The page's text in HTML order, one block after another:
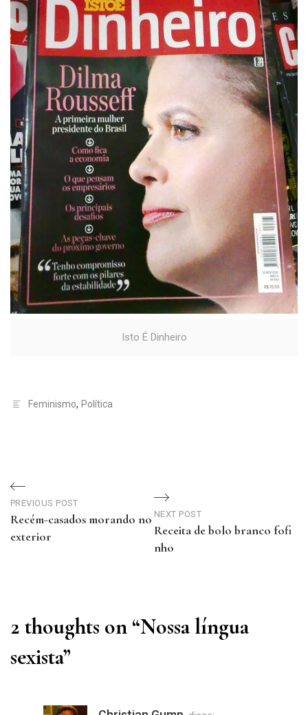
Isto É Dinheiro
Feminismo, Política
Navegação
de
Post
PREVIOUS POST
Recém-casados morando no
exterior
NEXT POST
Receita de bolo branco fofi
nho
2 thoughts on “Nossa língua
sexista”